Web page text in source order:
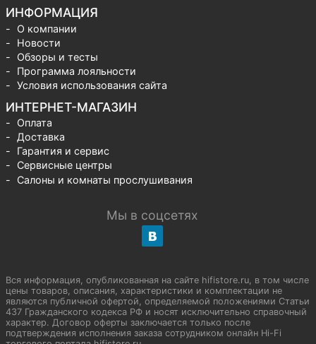
ИНФОРМАЦИЯ
О компании
Новости
Обзоры и тесты
Программа лояльности
Условия использования сайта
ИНТЕРНЕТ-МАГАЗИН
Оплата
Доставка
Гарантия и сервис
Сервисные центры
Салоны и комнаты прослушивания
Мы в соцсетях
Вся информация, опубликованная на сайте hifistore.ru, в том числе
цены товаров, описания, характеристики и комплектации не
являются публичной офертой, определяемой положениями Статьи
437 Гражданского кодекса РФ и носят исключительно справочный
характер. Договор оферты заключается только после
подтверждения исполнения заказа сотрудником онлайн Hi-Fi